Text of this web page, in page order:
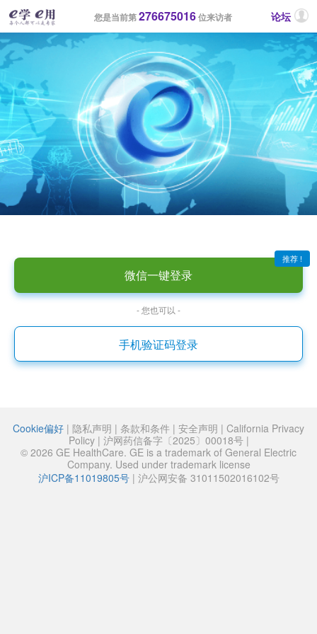
您是当前第276675016位来访者 论坛
推荐 !
微信一键登录
- 您也可以 -
手机验证码登录
Cookie偏好 | 隐私声明 | 条款和条件 | 安全声明 | California Privacy
Policy| 沪网药信备字〔2025〕00018号|
© 2026 GE HealthCare. GE is a trademark of General Electric
Company. Used under trademark license
沪ICP备11019805号| 沪公网安备 31011502016102号